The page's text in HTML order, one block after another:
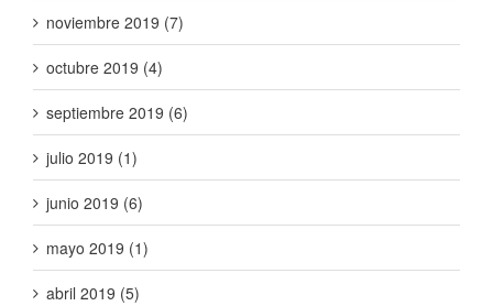
noviembre 2019 (7)
octubre 2019 (4)
septiembre 2019 (6)
julio 2019 (1)
junio 2019 (6)
mayo 2019 (1)
abril 2019 (5)